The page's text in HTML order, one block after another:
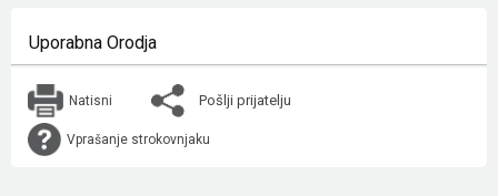
Uporabna Orodja
Natisni Pošlji prijatelju
Vprašanje strokovnjaku